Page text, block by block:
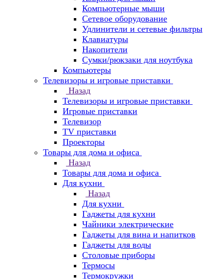
Компьютерные мыши
Сетевое оборудование
Удлинители и сетевые фильтры
Клавиатуры
Накопители
Сумки/рюкзаки для ноутбука
Компьютеры
Телевизоры и игровые приставки
Назад
Телевизоры и игровые приставки
Игровые приставки
Телевизор
TV приставки
Проекторы
Товары для дома и офиса
Назад
Товары для дома и офиса
Для кухни
Назад
Для кухни
Гаджеты для кухни
Чайники электрические
Гаджеты для вина и напитков
Гаджеты для воды
Столовые приборы
Термосы
Термокружки